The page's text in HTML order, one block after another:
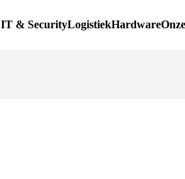
IT & SecurityLogistiekHardware